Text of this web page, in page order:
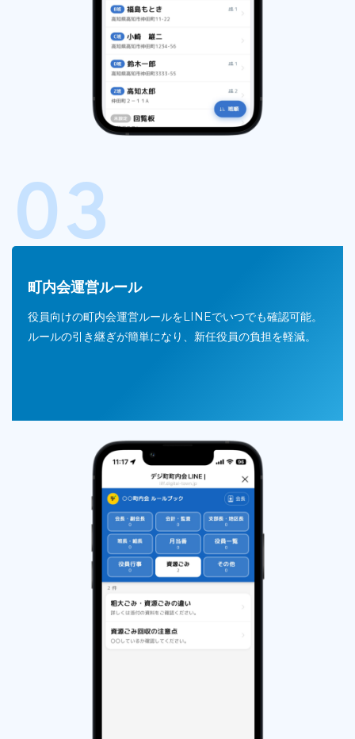
03
町内会運営ルール
役員向けの町内会運営ルールをLINEでいつでも確認可能。
ルールの引き継ぎが簡単になり、新任役員の負担を軽減。